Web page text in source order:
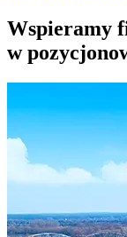
Wspieramy
w